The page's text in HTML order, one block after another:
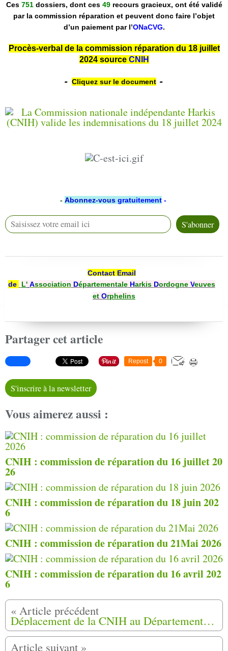
Ces 751 dossiers, dont ces 49recours gracieux, ont été validé
par la commission réparation et peuvent donc faire l’objet
d’un paiement par l’ONaCVG.
Procès-verbal de la commission réparation du 18 juillet
2024 source CNIH
- Cliquez sur le document -
- Abonnez-vous gratuitement -
Contact Email
de
L' Association DépartementaleHarkis DordogneVeuves
et Orphelins
Partager cet article
Repost 0
S'inscrire à la newsletter
Vous aimerez aussi :
CNIH : commission de réparation du 16 juillet 20
26
CNIH : commission de réparation du 18 juin 202
6
CNIH : commission de réparation du 21Mai 2026
CNIH : commission de réparation du 16 avril 202
6
Déplacement de la CNIH au Département reconnaissance et réparations de Caen (14)